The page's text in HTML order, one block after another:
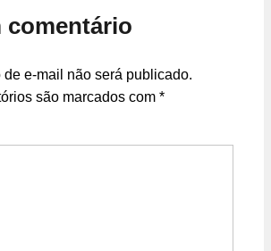
comentário
de e-mail não será publicado.
são marcados com *